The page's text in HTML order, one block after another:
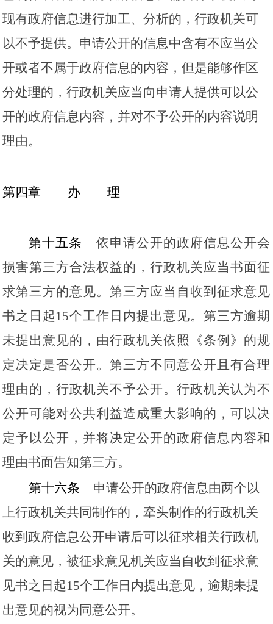
现有政府信息进行加工、分析的，行政机关可
以不予提供。申请公开的信息中含有不应当公
开或者不属于政府信息的内容，但是能够作区
分处理的，行政机关应当向申请人提供可以公
开的政府信息内容，并对不予公开的内容说明
理由。
第四章 办 理
第十五条
依申请公开的政府信息公开会
损害第三方合法权益的，行政机关应当书面征
求第三方的意见。第三方应当自收到征求意见
书之日起15个工作日内提出意见。第三方逾期
未提出意见的，由行政机关依照《条例》的规
定决定是否公开。第三方不同意公开且有合理
理由的，行政机关不予公开。行政机关认为不
公开可能对公共利益造成重大影响的，可以决
定予以公开，并将决定公开的政府信息内容和
理由书面告知第三方。
第十六条
申请公开的政府信息由两个以
上行政机关共同制作的，牵头制作的行政机关
收到政府信息公开申请后可以征求相关行政机
关的意见，被征求意见机关应当自收到征求意
见书之日起15个工作日内提出意见，逾期未提
出意见的视为同意公开。